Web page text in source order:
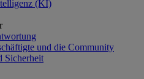
(KI)
und die Community
Sicherheit